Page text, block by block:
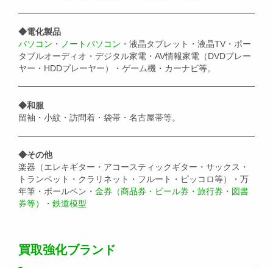
◆電化製品
パソコン ・ ノートパソコン ・液晶タブレット・液晶TV・ポー
タブルオーディオ・デジタル家電・AV情報家電（DVDプレー
ヤー・HDDプレーヤー）・ゲーム機・カーナビ等。
◆和服
留袖・小紋・訪問着・袋帯・名古屋帯等。
◆その他
楽器（エレキギター・アコースティックギター・サックス・
トランペット・クラリネット・フルート・ピッコロ等）・万
年筆・ボールペン・ 金券（商品券・ビール券・旅行券・図書
券等）
・ 鉄道模型
買取強化ブランド